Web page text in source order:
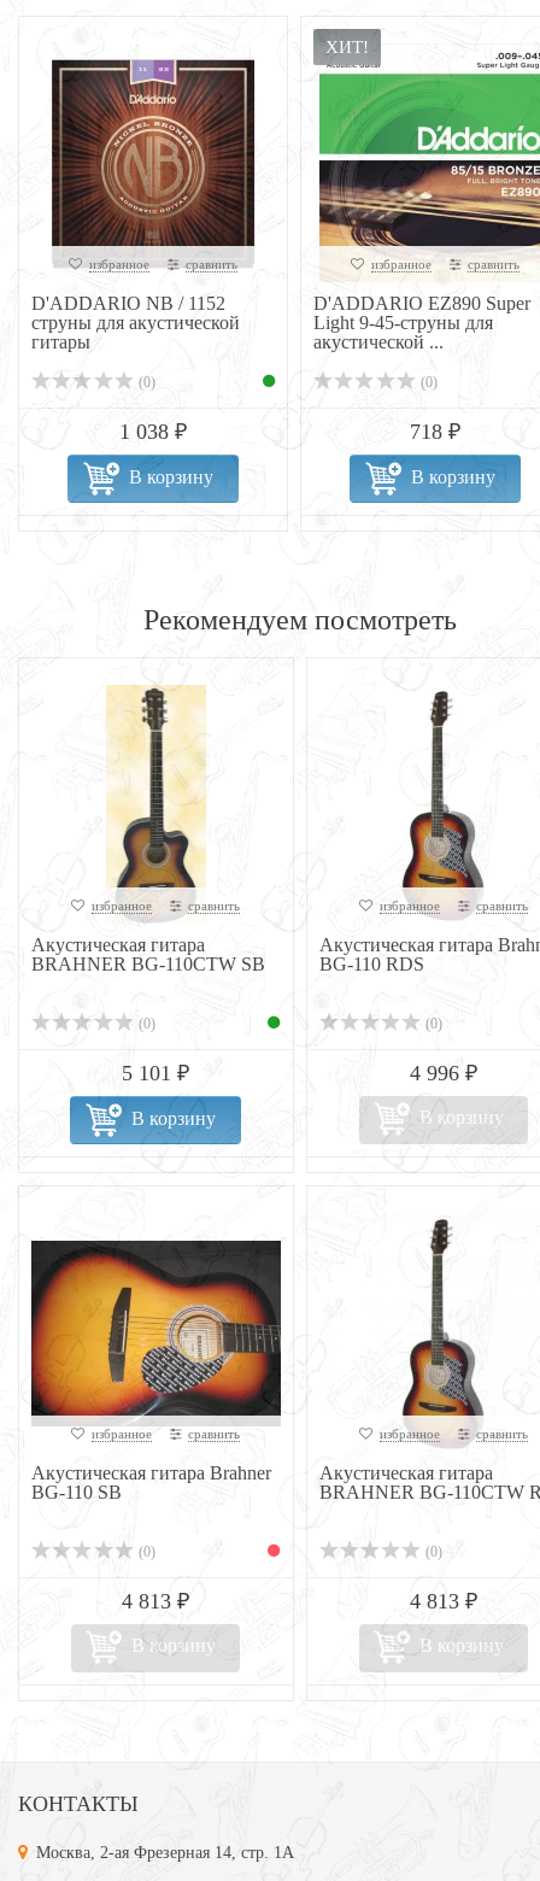
избранное сравнить
D'ADDARIO NB / 1152
струны для акустической
гитары
(0)
1 038 ₽
В корзину
ХИТ!
избранное сравнить
D'ADDARIO EZ890 Super
Light 9-45-струны для
акустической ...
(0)
718 ₽
В корзину
Рекомендуем посмотреть
избранное сравнить
Акустическая гитара
BRAHNER BG-110CTW SB
(0)
5 101 ₽
В корзину
избранное сравнить
Акустическая гитара
BG-110 RDS
(0)
4 996 ₽
В корзину
избранное сравнить
Акустическая гитара Brahner
BG-110 SB
(0)
4 813 ₽
В корзину
избранное сравнить
Акустическая гитара
BRAHNER BG-110CTW
(0)
4 813 ₽
В корзину
КОНТАКТЫ
Москва, 2-ая Фрезерная 14, стр. 1А